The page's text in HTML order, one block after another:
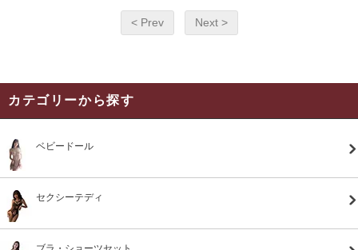
< Prev Next >
カテゴリーから探す
ベビードール
セクシーテディ